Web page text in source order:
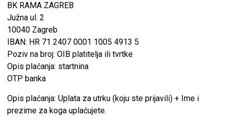
BK RAMA ZAGREB
Južna ul. 2
10040 Zagreb
IBAN: HR 71 2407 0001 1005 4913 5
Poziv na broj: OIB platitelja ili tvrtke
Opis plaćanja: startnina
OTP banka
Opis plaćanja: Uplata za utrku (koju ste prijavili) + Ime i
prezime za koga uplaćujete.